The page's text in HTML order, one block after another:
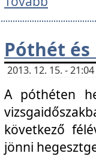
Póthét és
2013. 12. 15. -
A póthéten
következő
jönni